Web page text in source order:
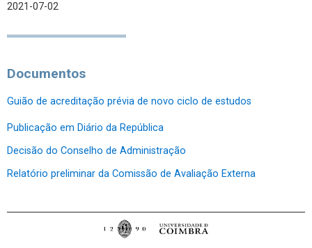
2021-07-02
Documentos
Guião de acreditação prévia de novo ciclo de estudos
Publicação em Diário da República
Decisão do Conselho de Administração
Relatório preliminar da Comissão de Avaliação Externa